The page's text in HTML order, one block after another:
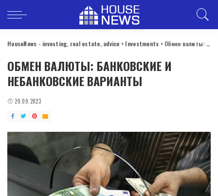
HouseNews - investing, real estate, advice > Investments > Обмен валюты: банковские и небанковские варианты
ОБМЕН ВАЛЮТЫ: БАНКОВСКИЕ И
НЕБАНКОВСКИЕ ВАРИАНТЫ
20.09.2023